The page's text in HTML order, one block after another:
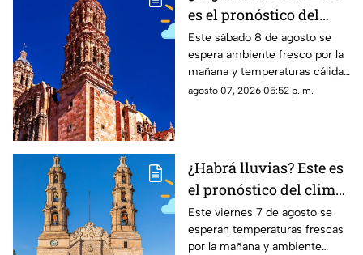
es el pronóstico del
clima en Zacatecas
HOY sábado 8 de agosto
Este sábado 8 de agosto se
espera ambiente fresco por la
mañana y temperaturas cálidas
por la tarde; el clima en
agosto 07, 2026 05:52 p. m.
¿Habrá lluvias? Este es
el pronóstico del clima
en Aguascalientes HOY
viernes 7 de agosto
Este viernes 7 de agosto se
esperan temperaturas frescas
por la mañana y ambiente